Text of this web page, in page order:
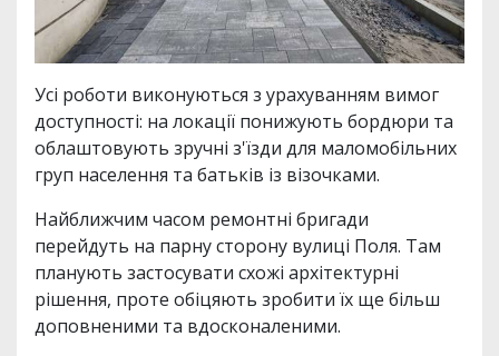
Усі роботи виконуються з урахуванням вимог
доступності: на локації понижують бордюри та
облаштовують зручні з'їзди для маломобільних
груп населення та батьків із візочками.
Найближчим часом ремонтні бригади
перейдуть на парну сторону вулиці Поля. Там
планують застосувати схожі архітектурні
рішення, проте обіцяють зробити їх ще більш
доповненими та вдосконаленими.